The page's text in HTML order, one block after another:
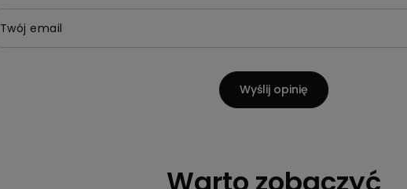
Twój email
Wyślij opinię